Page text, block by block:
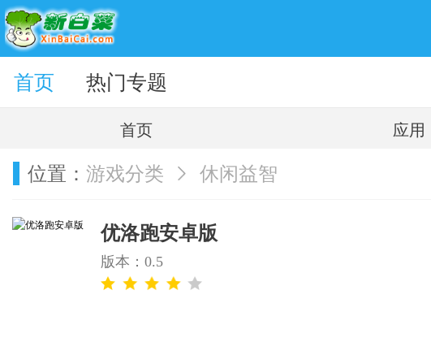
壁纸 热门专题
首页
首页 应用
位置： 游戏分类 休闲益智
优洛跑安卓版
版本：0.5